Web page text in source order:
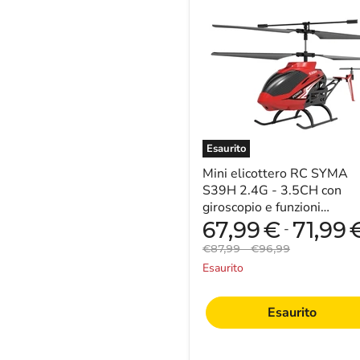
Esaurito
SYMA
2.4G
giroscopio
funzioni
anticollisione
-
Ideale
per
bambini,
principianti
e
giochi
al
Mini elicottero RC SYMA
S39H 2.4G - 3.5CH con
giroscopio e funzioni
anticollisione - Ideale per
bambini, principianti...
67,99€ - 71,99
Prezzo
originale
€87,99 -Prezzo
€96,99
Esaurito
Esaurito